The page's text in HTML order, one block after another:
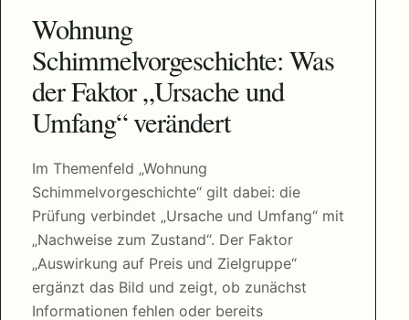
Wohnung
Schimmelvorgeschichte: Was
der Faktor „Ursache und
Umfang“ verändert
Im Themenfeld „Wohnung
Schimmelvorgeschichte“ gilt dabei: die
Prüfung verbindet „Ursache und Umfang“ mit
„Nachweise zum Zustand“. Der Faktor
„Auswirkung auf Preis und Zielgruppe“
ergänzt das Bild und zeigt, ob zunächst
Informationen fehlen oder bereits